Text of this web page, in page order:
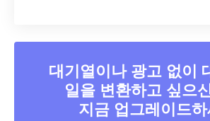
대기열이나 광고 없이
일을 변환하고 싶으
지금 업그레이드